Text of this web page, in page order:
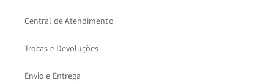
Central de Atendimento
Trocas e Devoluções
Envio e Entrega